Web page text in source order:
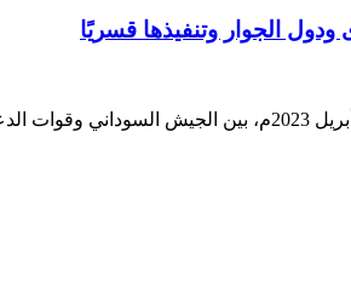
الجوار وتنفيذها قسريًا
السفير عادل شرفي سفير سوداني سابق اندلعت الحرب في